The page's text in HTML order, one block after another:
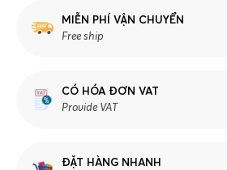
MIỄN PHÍ VẬN CHUYỂN
Free ship
CÓ HÓA ĐƠN VAT
Provide VAT
ĐẶT HÀNG NHANH